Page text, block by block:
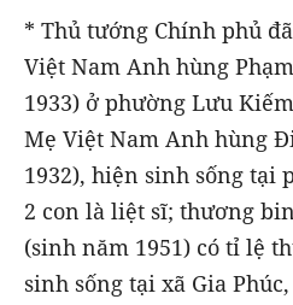
* Thủ tướng Chính phủ
Việt Nam Anh hùng
1933) ở phường Lưu
Mẹ Việt Nam Anh hùng
1932), hiện sinh sống tại
2 con là liệt sĩ; thương
(sinh năm 1951) có tỉ lệ
sinh sống tại xã Gia